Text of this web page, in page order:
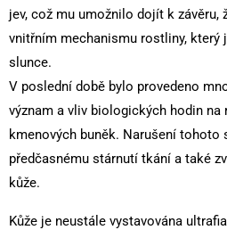
jev, což mu umožnilo dojít k závěru,
vnitřním mechanismu rostliny, který
slunce.
V poslední době bylo provedeno
význam a vliv biologických hodin na
kmenových buněk. Narušení tohoto
předčasnému stárnutí tkání a také
kůže.
Kůže je neustále vystavována